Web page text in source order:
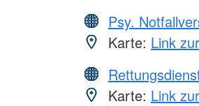
Psy.
Karte: Link
Karte: Link